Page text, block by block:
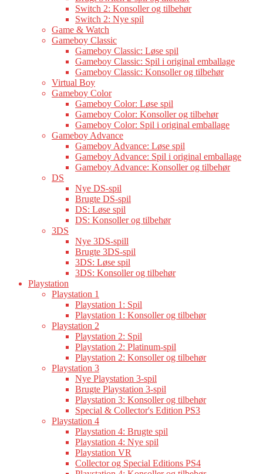
Switch 2: Konsoller og tilbehør
Switch 2: Nye spil
Game & Watch
Gameboy Classic
Gameboy Classic: Løse spil
Gameboy Classic: Spil i original emballage
Gameboy Classic: Konsoller og tilbehør
Virtual Boy
Gameboy Color
Gameboy Color: Løse spil
Gameboy Color: Konsoller og tilbehør
Gameboy Color: Spil i original emballage
Gameboy Advance
Gameboy Advance: Løse spil
Gameboy Advance: Spil i original emballage
Gameboy Advance: Konsoller og tilbehør
DS
Nye DS-spil
Brugte DS-spil
DS: Løse spil
DS: Konsoller og tilbehør
3DS
Nye 3DS-spill
Brugte 3DS-spil
3DS: Løse spil
3DS: Konsoller og tilbehør
Playstation
Playstation 1
Playstation 1: Spil
Playstation 1: Konsoller og tilbehør
Playstation 2
Playstation 2: Spil
Playstation 2: Platinum-spil
Playstation 2: Konsoller og tilbehør
Playstation 3
Nye Playstation 3-spil
Brugte Playstation 3-spil
Playstation 3: Konsoller og tilbehør
Special & Collector's Edition PS3
Playstation 4
Playstation 4: Brugte spil
Playstation 4: Nye spil
Playstation VR
Collector og Special Editions PS4